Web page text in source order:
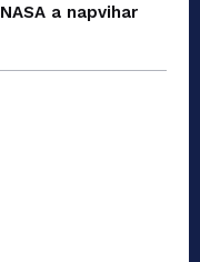
a napvihar